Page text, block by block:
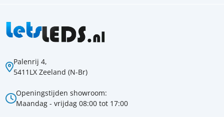
Palenrij 4,
5411LX Zeeland (N-Br)
Openingstijden showroom:
Maandag - vrijdag 08:00 tot 17:00